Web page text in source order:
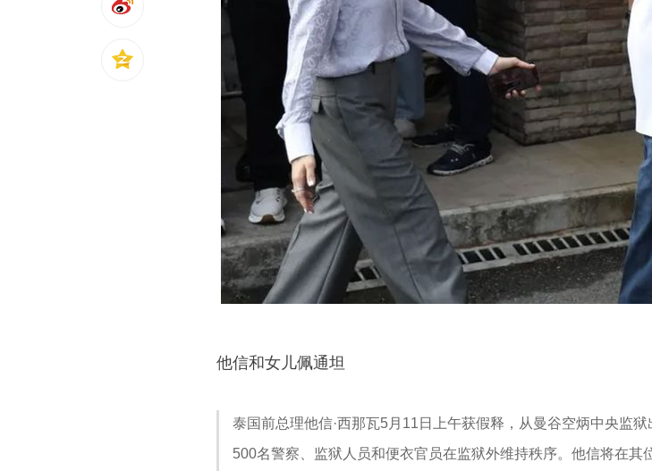
他信和女儿佩通坦
泰国前总理他信·西那瓦5月11日上午获假释，从曼谷空炳中央监
500名警察、监狱人员和便衣官员在监狱外维持秩序。他信将在其